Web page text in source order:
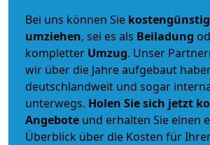
Bei uns können Sie kostengünstig
umziehen, sei es als Beiladung
kompletter Umzug. Unser
wir über die Jahre aufgebaut
deutschlandweit und sogar
unterwegs. Holen Sie sich jetzt
Angebote und erhalten Sie einen
Überblick über die Kosten für